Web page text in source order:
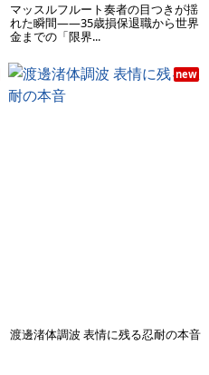
マッスルフルート奏者の目つきが揺
れた瞬間——35歳損保退職から世界
金までの「限界...
new
渡邊渚体調波 表情に残る忍耐の本音